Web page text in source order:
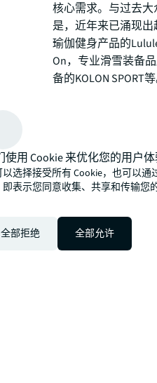
核心需求。与过去
是，近年来已涌现
瑜伽健身产品的
On，专业滑雪装备
备的KOLON SPORT
使用 Cookie 来优化您的用户体
选择接受所有 Cookie，也可以
即表示您同意收集、共享和传输您
全部拒绝 全部允许